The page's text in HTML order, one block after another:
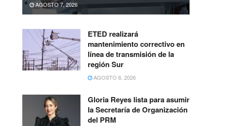
AGOSTO 7, 2026
ETED realizará
mantenimiento correctivo en
línea de transmisión de la
región Sur
AGOSTO 6, 2026
Gloria Reyes lista para asumir
la Secretaría de Organización
del PRM